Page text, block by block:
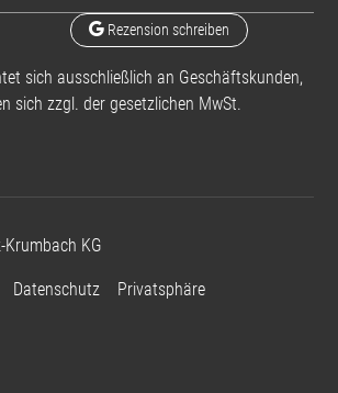
Rezension schreiben
sich ausschließlich an Geschäftskunden,
sich zzgl. der gesetzlichen MwSt.
Krumbach KG
Datenschutz Privatsphäre